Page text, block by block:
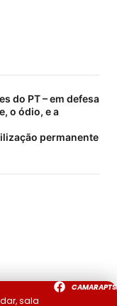
do PT – em defesa
o ódio, e a
permanente
sala